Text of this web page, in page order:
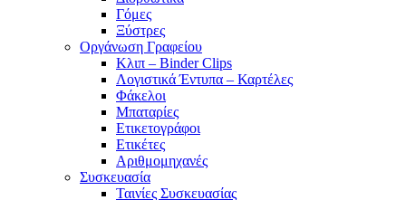
Γόμες
Ξύστρες
Οργάνωση Γραφείου
Κλιπ – Binder Clips
Λογιστικά Έντυπα – Καρτέλες
Φάκελοι
Μπαταρίες
Ετικετογράφοι
Ετικέτες
Αριθμομηχανές
Συσκευασία
Ταινίες Συσκευασίας